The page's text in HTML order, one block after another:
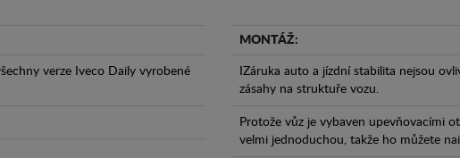
verze Iveco Daily vyrobené
MONTÁŽ:
IZáruka auto a jízdní stabilita nejsou
zásahy na struktuře vozu.
Protože vůz je vybaven upevňovacími
velmi jednoduchou, takže ho můžete